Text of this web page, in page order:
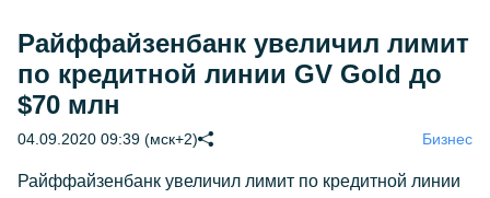
Райффайзенбанк увеличил лимит
по кредитной линии GV Gold до
$70 млн
04.09.2020 09:39 (мск+2) Бизнес
Райффайзенбанк увеличил лимит по кредитной линии